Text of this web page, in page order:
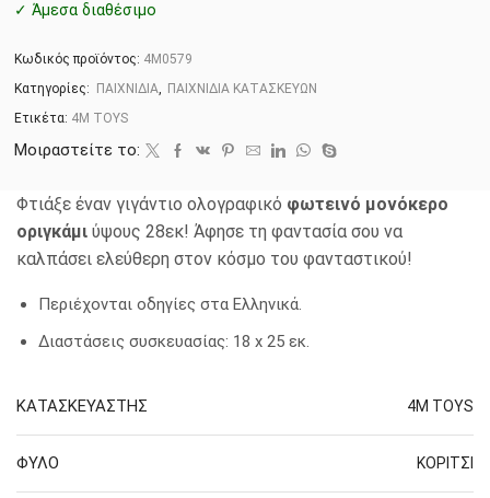
✓ Άμεσα διαθέσιμο
Κωδικός προϊόντος: 4M0579
Κατηγορίες:
ΠΑΙΧΝΙΔΙΑ, ΠΑΙΧΝΙΔΙΑ ΚΑΤΑΣΚΕΥΩΝ
Ετικέτα: 4M TOYS
Μοιραστείτε το:
Φτιάξε έναν γιγάντιο ολογραφικό φωτεινό μονόκερο
οριγκάμι ύψους 28εκ! Άφησε τη φαντασία σου να
καλπάσει ελεύθερη στον κόσμο του φανταστικού!
Περιέχονται οδηγίες στα Ελληνικά.
Διαστάσεις συσκευασίας: 18 x 25 εκ.
ΚΑΤΑΣΚΕΥΑΣΤΗΣ 4M TOYS
ΦΥΛΟ ΚΟΡΙΤΣΙ